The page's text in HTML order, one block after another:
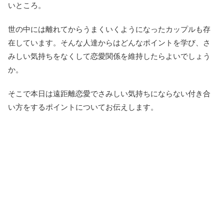
いところ。
世の中には離れてからうまくいくようになったカップルも存
在しています。そんな人達からはどんなポイントを学び、さ
みしい気持ちをなくして恋愛関係を維持したらよいでしょう
か。
そこで本日は遠距離恋愛でさみしい気持ちにならない付き合
い方をするポイントについてお伝えします。